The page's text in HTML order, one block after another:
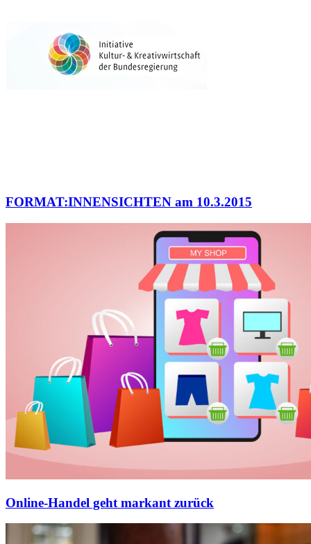
FORMAT:INNENSICHTEN am 10.3.2015
Online-Handel geht markant zurück